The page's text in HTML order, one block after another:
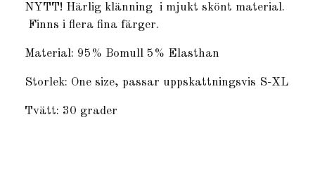
NYTT! Härlig klänning i mjukt skönt material.
Finns i flera fina färger.
Material: 95% Bomull 5% Elasthan
Storlek: One size, passar uppskattningsvis S-XL
Tvätt: 30 grader